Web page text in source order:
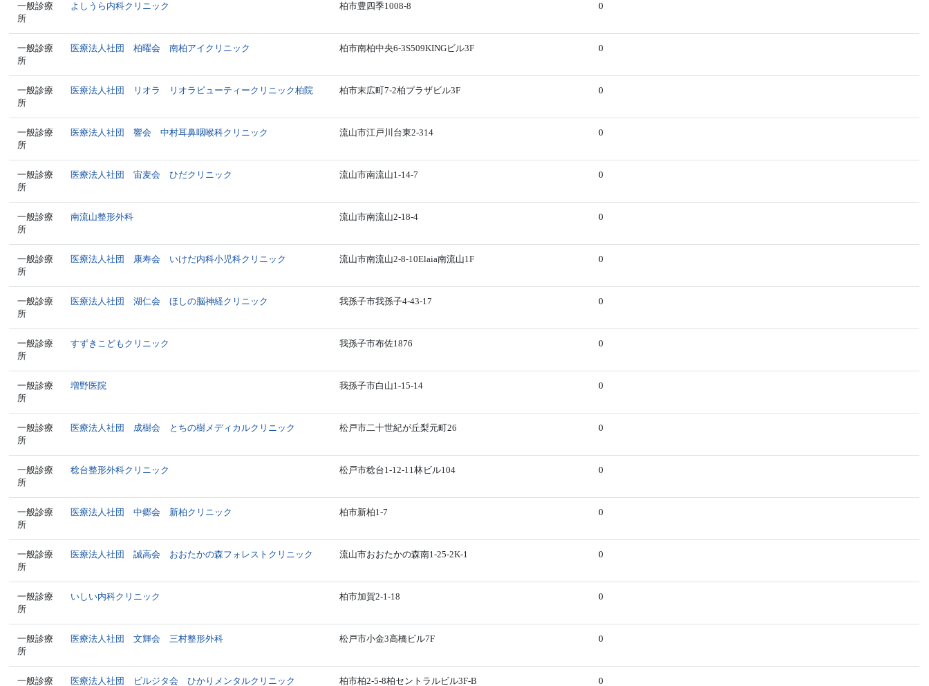
一般診療
所
よしうら内科クリニック 柏市豊四季1008-8 0
一般診療
所
医療法人社団 柏曜会 南柏アイクリニック 柏市南柏中央6-3S509KINGビル3F 0
一般診療
所
医療法人社団 リオラ リオラビューティークリニック柏院 柏市末広町7-2柏プラザビル3F 0
一般診療
所
医療法人社団 響会 中村耳鼻咽喉科クリニック 流山市江戸川台東2-314 0
一般診療
所
医療法人社団 宙麦会 ひだクリニック 流山市南流山1-14-7 0
一般診療
所
南流山整形外科 流山市南流山2-18-4 0
一般診療
所
医療法人社団 康寿会 いけだ内科小児科クリニック 流山市南流山2-8-10Elaia南流山1F 0
一般診療
所
医療法人社団 湖仁会 ほしの脳神経クリニック 我孫子市我孫子4-43-17 0
一般診療
所
すずきこどもクリニック 我孫子市布佐1876 0
一般診療
所
増野医院 我孫子市白山1-15-14 0
一般診療
所
医療法人社団 成樹会 とちの樹メディカルクリニック 松戸市二十世紀が丘梨元町26 0
一般診療
所
稔台整形外科クリニック 松戸市稔台1-12-11林ビル104 0
一般診療
所
医療法人社団 中郷会 新柏クリニック 柏市新柏1-7 0
一般診療
所
医療法人社団 誠高会 おおたかの森フォレストクリニック 流山市おおたかの森南1-25-2K-1 0
一般診療
所
いしい内科クリニック 柏市加賀2-1-18 0
一般診療
所
医療法人社団 文輝会 三村整形外科 松戸市小金3高橋ビル7F 0
一般診療 医療法人社団 ビルジタ会 ひかりメンタルクリニック 柏市柏2-5-8柏セントラルビル3F-B 0